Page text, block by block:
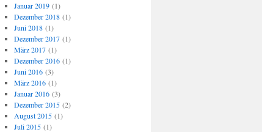
Januar 2019(1)
Dezember 2018(1)
Juni 2018(1)
Dezember 2017(1)
März 2017(1)
Dezember 2016(1)
Juni 2016(3)
März 2016(1)
Januar 2016(3)
Dezember 2015(2)
August 2015(1)
Juli 2015(1)